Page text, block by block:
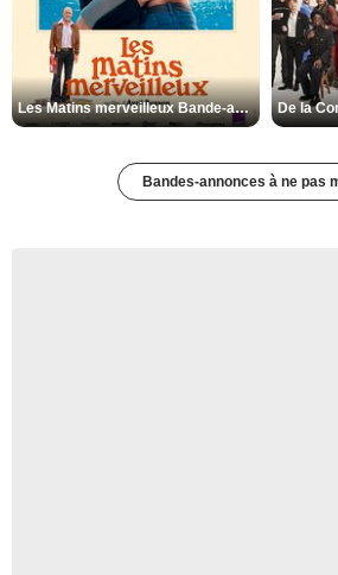
Les Matins merveilleux Bande-annonce VF
Bandes-annonces à ne pas